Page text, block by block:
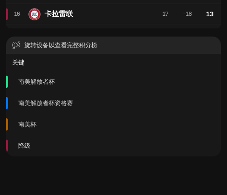
16 卡拉雷联 17 -18 13
旋转设备以查看完整积分榜
关键
南美解放者杯
南美解放者杯资格赛
南美杯
降级